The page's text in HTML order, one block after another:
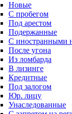
Новые
С пробегом
Под арестом
Подержанные
С иностранными
После угона
Из ломбарда
В лизинге
Кредитные
Под залогом
Юр. лицу
Унаследованные